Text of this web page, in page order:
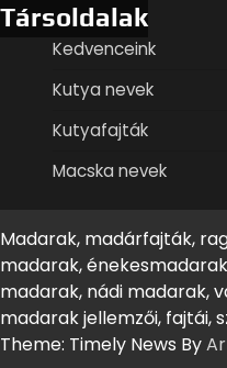
Társoldalak
Kedvenceink
Kutya nevek
Kutyafajták
Macska nevek
Madarak, madárfajták,
madarak,
madarak, nádi madarak,
madarak jellemzői, fajtái,
Theme: Timely News By